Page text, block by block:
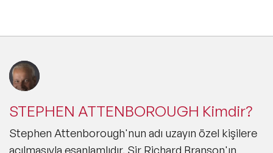
STEPHEN ATTENBOROUGH Kimdir?
Stephen Attenborough'nun adı uzayın özel kişilere
açılmasıyla eşanlamlıdır. Sir Richard Branson'ın